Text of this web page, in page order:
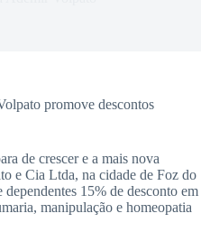
promove descontos
de crescer e a mais nova
e Cia Ltda, na cidade de Foz do
15% de desconto em
manipulação e homeopatia